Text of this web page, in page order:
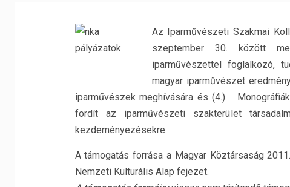
Az Iparművészeti Szakmai
szeptember 30. között
iparművészettel foglalkozó,
magyar iparművészet
iparművészek meghívására és (4.)
fordít az iparművészeti szakterület
kezdeményezésekre.
A támogatás forrása a Magyar Köztársaság
Nemzeti Kulturális Alap fejezet.